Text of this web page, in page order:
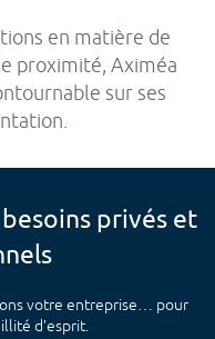
en matière de
proximité, Aximéa
sur ses
privés et
votre entreprise… pour
d’esprit.